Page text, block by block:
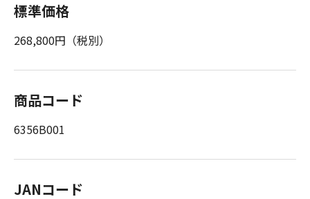
標準価格
268,800円（税別）
商品コード
6356B001
JANコード